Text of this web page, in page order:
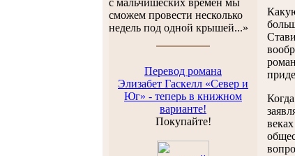
с мальчишеских времён мы
сможем провести несколько
недель под одной крышей...»
Перевод романа
Элизабет Гаскелл «Север и
Юг» - теперь в книжном
варианте!
Покупайте!